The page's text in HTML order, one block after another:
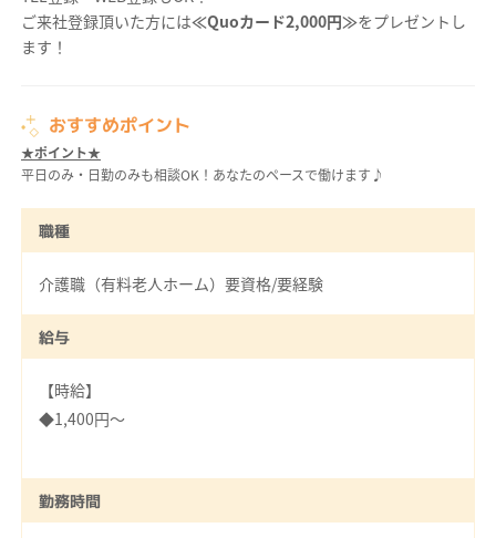
ご来社登録頂いた方には≪Quoカード2,000円≫をプレゼントし
ます！
おすすめポイント
★ポイント★
平日のみ・日勤のみも相談OK！あなたのペースで働けます♪
職種
介護職（有料老人ホーム）要資格/要経験
給与
【時給】
◆1,400円～
勤務時間